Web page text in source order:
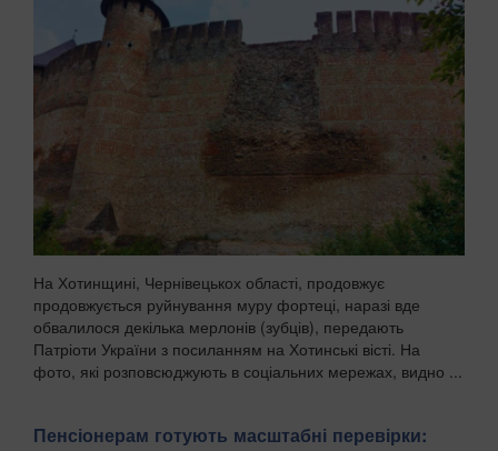
На Хотинщині, Чернівецькох області, продовжує
продовжується руйнування муру фортеці, наразі вде
обвалилося декілька мерлонів (зубців), передають
Патріоти України з посиланням на Хотинські вісті. На
фото, які розповсюджують в соціальних мережах, видно ...
Пенсіонерам готують масштабні перевірки: